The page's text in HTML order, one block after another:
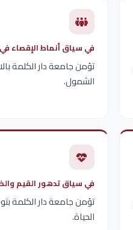
في سياق أنماط الإقصاء
تؤمن جامعة دار الكلمة
الشمول.
في سياق تدهور القيم
تؤمن جامعة دار الكلمة
الحياة.